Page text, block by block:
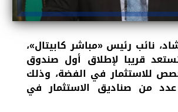
نائب رئيس «مباشر كابيتال»،
قريبا لإطلاق أول صندوق
للاستثمار في الفضة، وذلك
من صناديق الاستثمار في